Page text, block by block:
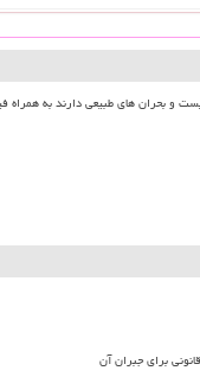
و بحران های طبیعی دارند به همراه
برای جبران آن